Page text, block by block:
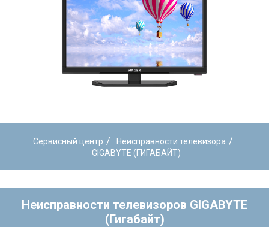
Сервисный центр / Неисправности телевизора /
GIGABYTE (ГИГАБАЙТ)
Неисправности телевизоров GIGABYTE
(Гигабайт)